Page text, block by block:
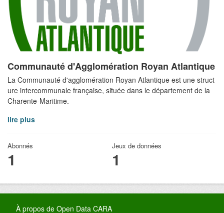
Communauté d'Agglomération Royan Atlantique
La Communauté d'agglomération Royan Atlantique est une struct
ure intercommunale française, située dans le département de la
Charente-Maritime.
lire plus
Abonnés
1
Jeux de données
1
À propos de Open Data CARA